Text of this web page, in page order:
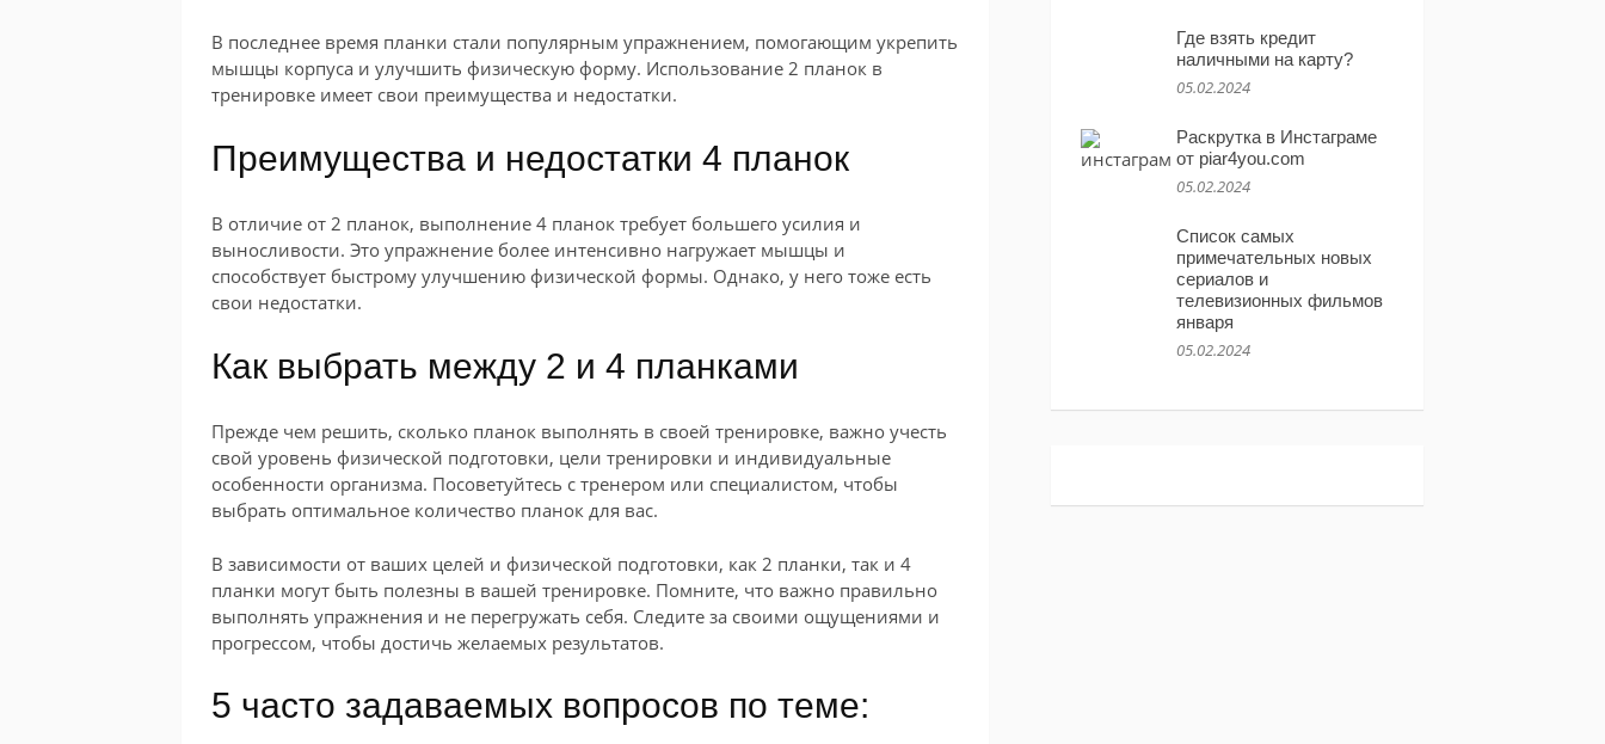
В последнее время планки стали популярным упражнением, помогающим укрепить
мышцы корпуса и улучшить физическую форму. Использование 2 планок в
тренировке имеет свои преимущества и недостатки.
Преимущества и недостатки 4 планок
В отличие от 2 планок, выполнение 4 планок требует большего усилия и
выносливости. Это упражнение более интенсивно нагружает мышцы и
способствует быстрому улучшению физической формы. Однако, у него тоже есть
свои недостатки.
Как выбрать между 2 и 4 планками
Прежде чем решить, сколько планок выполнять в своей тренировке, важно учесть
свой уровень физической подготовки, цели тренировки и индивидуальные
особенности организма. Посоветуйтесь с тренером или специалистом, чтобы
выбрать оптимальное количество планок для вас.
В зависимости от ваших целей и физической подготовки, как 2 планки, так и 4
планки могут быть полезны в вашей тренировке. Помните, что важно правильно
выполнять упражнения и не перегружать себя. Следите за своими ощущениями и
прогрессом, чтобы достичь желаемых результатов.
5 часто задаваемых вопросов по теме:
Где взять кредит
наличными на карту?
05.02.2024
Раскрутка в Инстаграме
от piar4you.com
05.02.2024
Список самых
примечательных новых
сериалов и
телевизионных фильмов
января
05.02.2024